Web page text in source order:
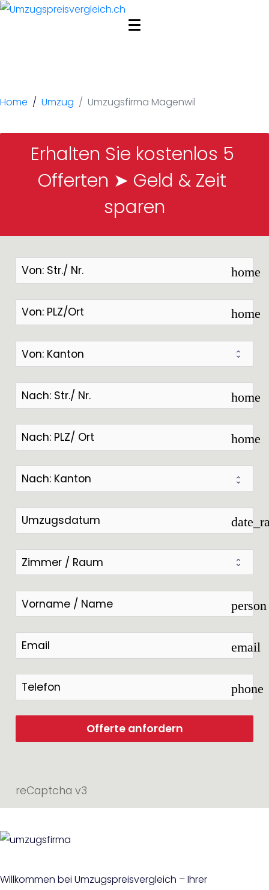
Home Umzug Umzugsfirma Mägenwil
Erhalten Sie kostenlos 5
Offerten ➤ Geld & Zeit
sparen
home
home
home
home
person
email
phone
Offerte anfordern
reCaptcha v3
Willkommen bei Umzugspreisvergleich – Ihrer